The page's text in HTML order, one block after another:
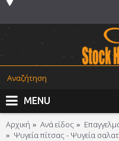
MENU
Αρχική Ανά είδος
Ψυγεία πίτσας - Ψυγεία